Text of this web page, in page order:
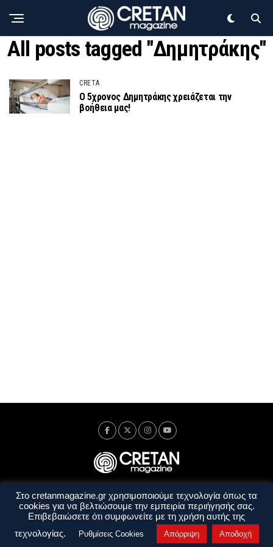
All posts tagged "Δημητράκης"
CRETA
Ο 5χρονος Δημητράκης χρειάζεται την
βοήθεια μας!
Ταυτότητα Πολιτική Απορρήτου
Όροι Χρήσης
Όροι και Προϋποθέσεις
Στο cretanmagazine.gr χρησιμοποιούμε τεχνολογία όπως τα
cookies για να βελτιώσουμε την εμπειρία περιήγησής σας.
Επιβεβαιώσετε ότι συμφωνείτε με τη χρήση αυτής της
τεχνολογίας.
Ρυθμίσεις Cookies Απόρριψη Αποδοχή